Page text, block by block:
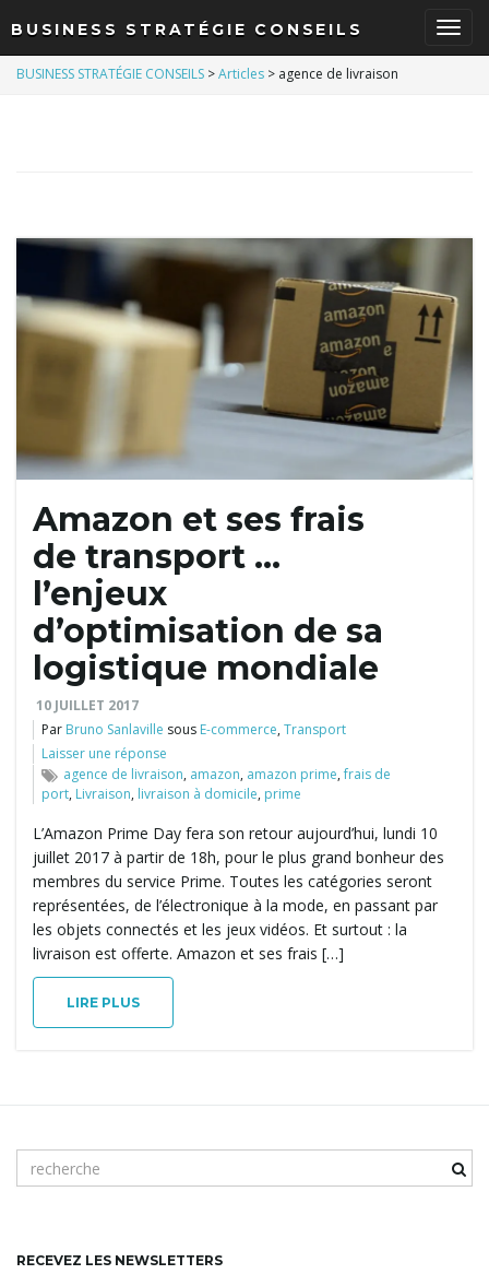
c
v
BUSINESS STRATÉGIE CONSEILS
BUSINESS STRATÉGIE CONSEILS >Articles > agence de livraison
Amazon et ses frais
de transport …
l’enjeux
d’optimisation de sa
logistique mondiale
10 JUILLET 2017
Par Bruno Sanlaville sous E-commerce,Transport
Laisser une réponse
agence de livraison, amazon, amazon prime,frais de
port, Livraison, livraison à domicile, prime
L’Amazon Prime Day fera son retour aujourd’hui, lundi 10
juillet 2017 à partir de 18h, pour le plus grand bonheur des
membres du service Prime. Toutes les catégories seront
représentées, de l’électronique à la mode, en passant par
les objets connectés et les jeux vidéos. Et surtout : la
livraison est offerte. Amazon et ses frais […]
LIRE PLUS
o
lRECEVEZ LES NEWSLETTERS